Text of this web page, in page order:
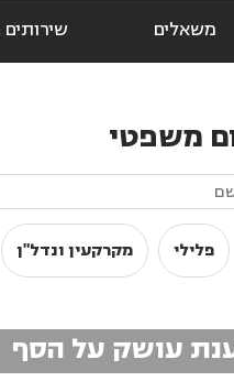
משאלים
משפטי
פלילי מקרקעין ונדל"ן
עושק על הסף